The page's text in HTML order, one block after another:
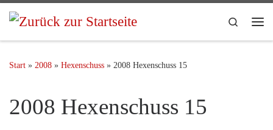
Search
Start » 2008 » Hexenschuss » 2008 Hexenschuss 15
2008 Hexenschuss 15